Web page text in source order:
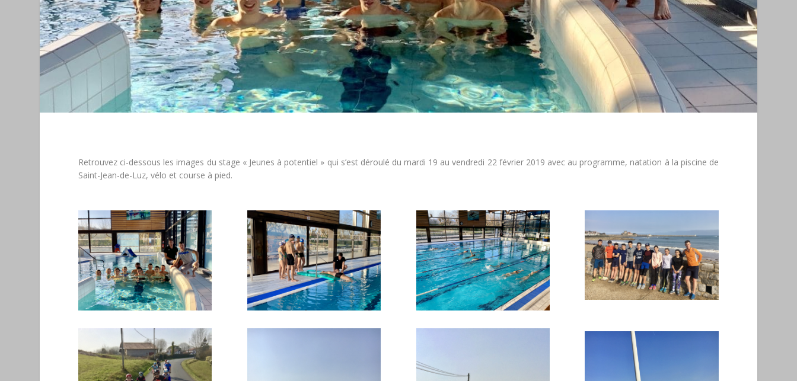
Retrouvez ci-dessous les images du stage « Jeunes à potentiel » qui s’est déroulé du mardi 19 au vendredi 22 février 2019 avec au programme, natation à la piscine de
Saint-Jean-de-Luz, vélo et course à pied.